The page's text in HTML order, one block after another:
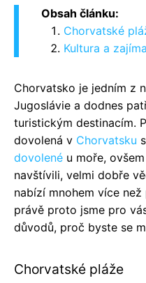
Obsah článku:
Chorvatské
Kultura a
Chorvatsko je jedním z
Jugoslávie a dodnes
turistickým destinacím.
dovolená v Chorvatsku
dovolené u moře,
navštívili, velmi dobře
nabízí mnohem více
právě proto jsme pro
důvodů, proč byste se
Chorvatské pláže